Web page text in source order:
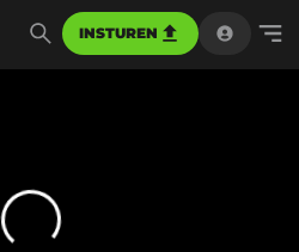
INSTUREN